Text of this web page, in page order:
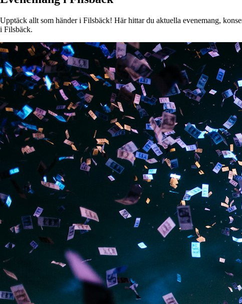
Upptäck allt som händer i Filsbäck! Här hittar du aktuella evenemang,
i Filsbäck.